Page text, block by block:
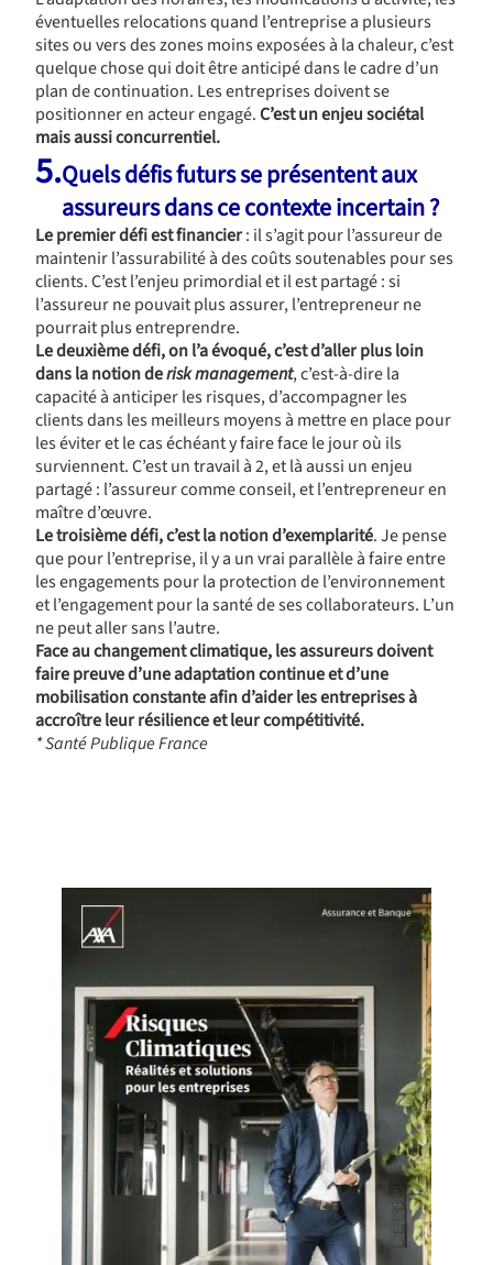
éventuelles relocations quand l’entreprise a plusieurs
sites ou vers des zones moins exposées à la chaleur, c’est
quelque chose qui doit être anticipé dans le cadre d’un
plan de continuation. Les entreprises doivent se
positionner en acteur engagé.C’est un enjeu sociétal
mais aussi concurrentiel.
5.Quels défis futurs se présentent aux
assureurs dans ce contexte incertain ?
Le premier défi est financier: il s’agit pour l’assureur de
maintenir l’assurabilité à des coûts soutenables pour ses
clients. C’est l’enjeu primordial et il est partagé : si
l’assureur ne pouvait plus assurer, l’entrepreneur ne
pourrait plus entreprendre.
Le deuxième défi, on l’a évoqué, c’est d’aller plus loin
dans la notion derisk management, c’est-à-dire la
capacité à anticiper les risques, d’accompagner les
clients dans les meilleurs moyens à mettre en place pour
les éviter et le cas échéant y faire face le jour où ils
surviennent. C’est un travail à 2, et là aussi un enjeu
partagé : l’assureur comme conseil, et l’entrepreneur en
maître d’œuvre.
Le troisième défi, c’est la notion d’exemplarité. Je pense
que pour l’entreprise, il y a un vrai parallèle à faire entre
les engagements pour la protection de l’environnement
et l’engagement pour la santé de ses collaborateurs. L’un
ne peut aller sans l’autre.
Face au changement climatique, les assureurs doivent
faire preuve d’une adaptation continue et d’une
mobilisation constante afin d’aider les entreprises à
accroître leur résilience et leur compétitivité.
* Santé Publique France